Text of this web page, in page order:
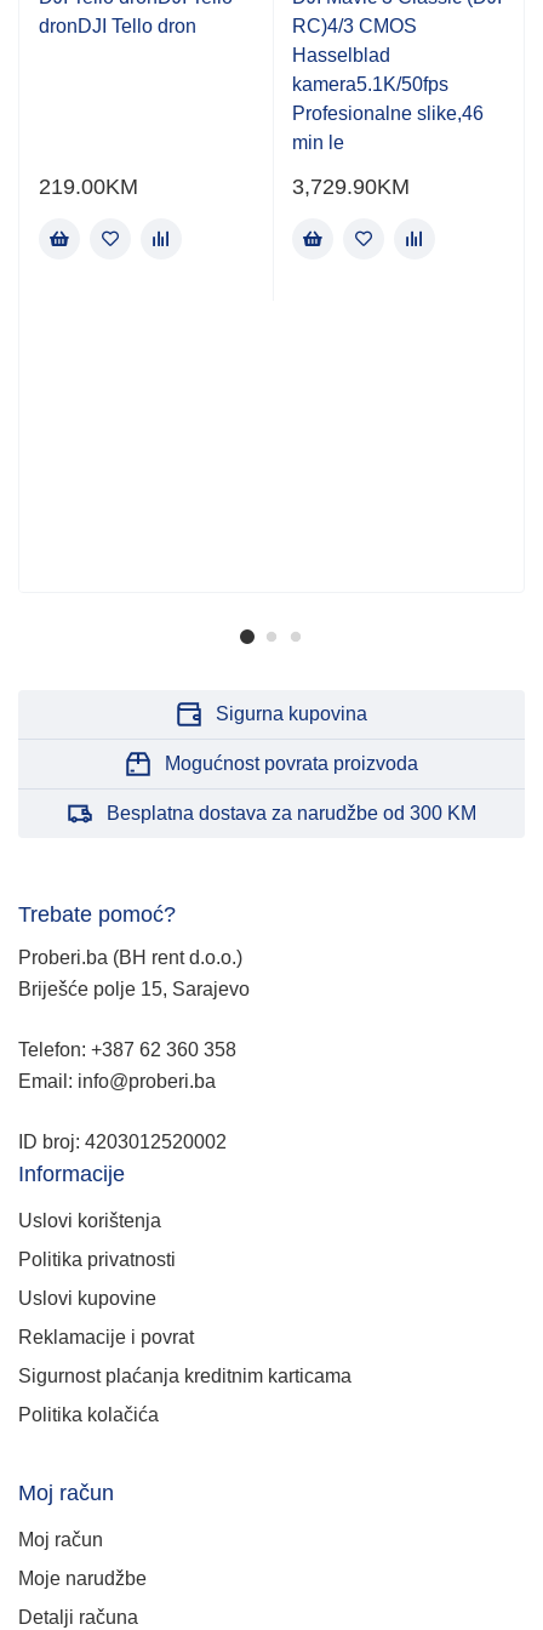
of
5
dronDJI Tello dron
219.00KM
of
5
RC)4/3 CMOS
Hasselblad
kamera5.1K/50fps
Profesionalne slike,46
min le
3,729.90KM
Sigurna kupovina
Mogućnost povrata proizvoda
Besplatna dostava za narudžbe od 300 KM
Trebate pomoć?
Proberi.ba (BH rent d.o.o.)
Briješće polje 15, Sarajevo
Telefon: +387 62 360 358
Email: info@proberi.ba
ID broj: 4203012520002
Informacije
Uslovi korištenja
Politika privatnosti
Uslovi kupovine
Reklamacije i povrat
Sigurnost plaćanja kreditnim karticama
Politika kolačića
Moj račun
Moj račun
Moje narudžbe
Detalji računa